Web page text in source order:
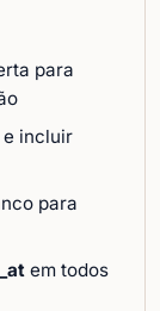
para
incluir
para
em todos